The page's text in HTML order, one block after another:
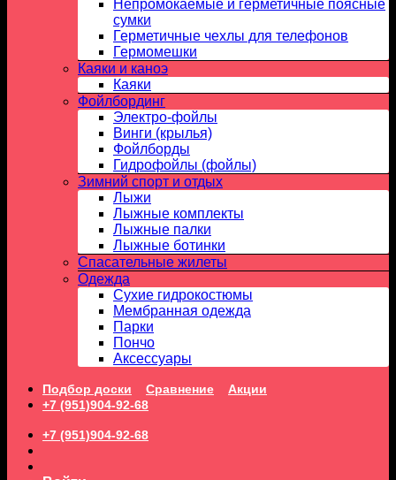
Непромокаемые и герметичные поясные
сумки
Герметичные чехлы для телефонов
Гермомешки
Каяки и каноэ
Каяки
Фойлбординг
Электро-фойлы
Винги (крылья)
Фойлборды
Гидрофойлы (фойлы)
Зимний спорт и отдых
Лыжи
Лыжные комплекты
Лыжные палки
Лыжные ботинки
Спасательные жилеты
Одежда
Сухие гидрокостюмы
Мембранная одежда
Парки
Пончо
Аксессуары
Подбор доски Сравнение
Акции
+7 (951)904-92-68
+7 (951)904-92-68